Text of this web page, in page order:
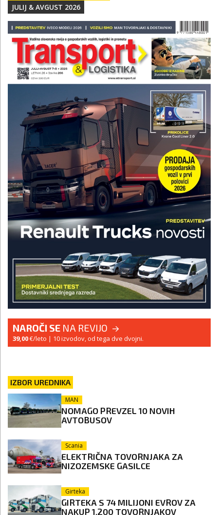
JULIJ & AVGUST 2026
NAROČI SE NA REVIJO
39,00€/leto | 10 izvodov, od tega dve dvojni.
IZBOR UREDNIKA
MAN
NOMAGO PREVZEL 10 NOVIH
AVTOBUSOV
Scania
ELEKTRIČNA TOVORNJAKA ZA
NIZOZEMSKE GASILCE
Girteka
GIRTEKA S 74 MILIJONI EVROV ZA
NAKUP 1.200 TOVORNJAKOV